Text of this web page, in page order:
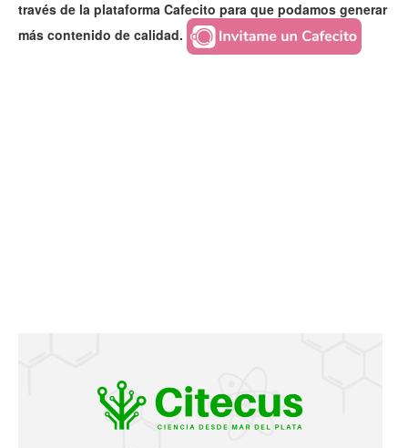
través de la plataforma Cafecito para que podamos generar
más contenido de calidad.